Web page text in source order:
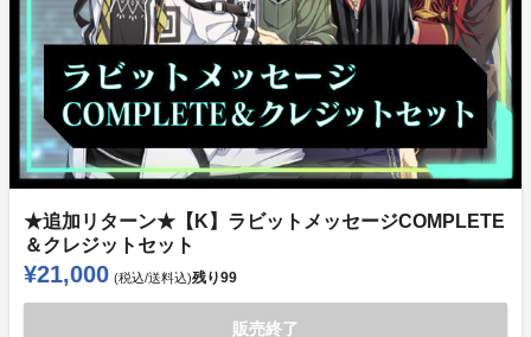
★追加リターン★【K】ラビットメッセージCOMPLETE
＆クレジットセット
¥21,000 (税込/送料込)残り99
販売終了